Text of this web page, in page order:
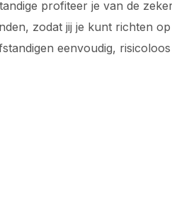
profiteer je van de
zodat jij je kunt richten
eenvoudig,